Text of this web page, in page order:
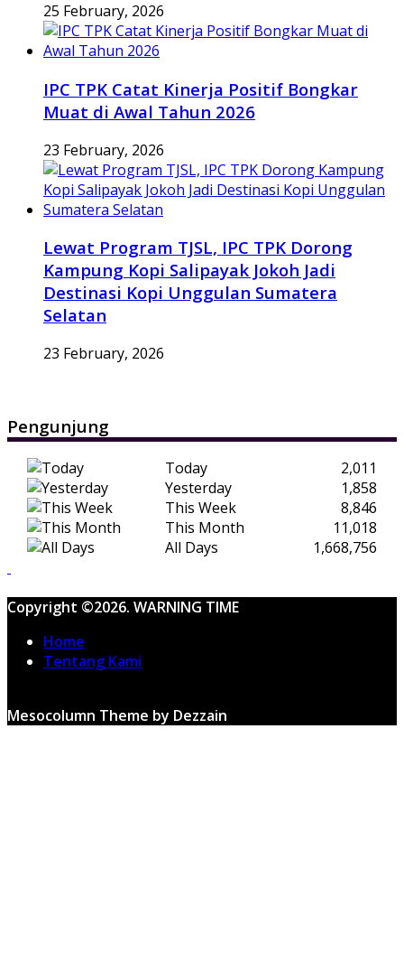
25 February, 2026
IPC TPK Catat Kinerja Positif Bongkar
Muat di Awal Tahun 2026
23 February, 2026
Lewat Program TJSL, IPC TPK Dorong
Kampung Kopi Salipayak Jokoh Jadi
Destinasi Kopi Unggulan Sumatera
Selatan
23 February, 2026
Pengunjung
Today
2,011
Yesterday
1,858
This Week
8,846
This Month
11,018
All Days
1,668,756
Copyright ©2026. WARNING TIME
Home
Tentang Kami
Mesocolumn Theme by Dezzain